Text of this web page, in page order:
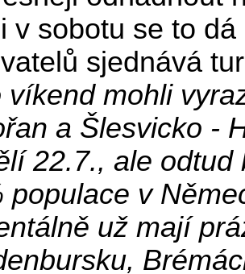
v sobotu se to
sjednává
víkend mohli
a Šlesvicko -
22.7., ale
populace v
už mají